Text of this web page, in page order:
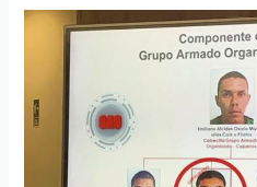
“Los
caparros”
Investigados
por
Crimen